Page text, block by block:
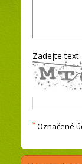
Zadejte text
* Označené